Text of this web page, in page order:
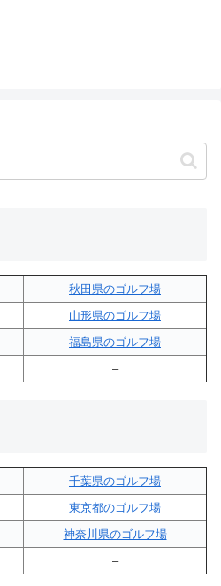
秋田県のゴルフ場
山形県のゴルフ場
福島県のゴルフ場
–
千葉県のゴルフ場
東京都のゴルフ場
神奈川県のゴルフ場
–